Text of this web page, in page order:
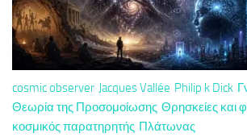
cosmic observer Jacques Vallée Philip k Dick
Θεωρία της Προσομοίωσης Θρησκείες και
κοσμικός παρατηρητής Πλάτωνας